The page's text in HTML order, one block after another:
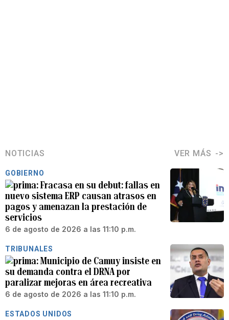
NOTICIAS VER MÁS
GOBIERNO
Fracasa en su debut: fallas en
nuevo sistema ERP causan atrasos en
pagos y amenazan la prestación de
servicios
6 de agosto de 2026 a las 11:10 p.m.
TRIBUNALES
Municipio de Camuy insiste en
su demanda contra el DRNA por
paralizar mejoras en área recreativa
6 de agosto de 2026 a las 11:10 p.m.
ESTADOS UNIDOS